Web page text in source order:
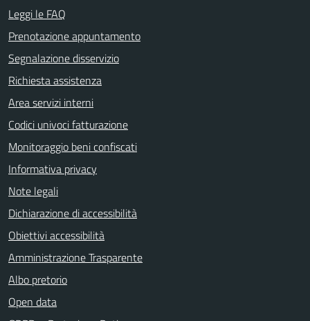
Leggi le FAQ
Prenotazione appuntamento
Segnalazione disservizio
Richiesta assistenza
Area servizi interni
Codici univoci fatturazione
Monitoraggio beni confiscati
Informativa privacy
Note legali
Dichiarazione di accessibilità
Obiettivi accessibilità
Amministrazione Trasparente
Albo pretorio
Open data